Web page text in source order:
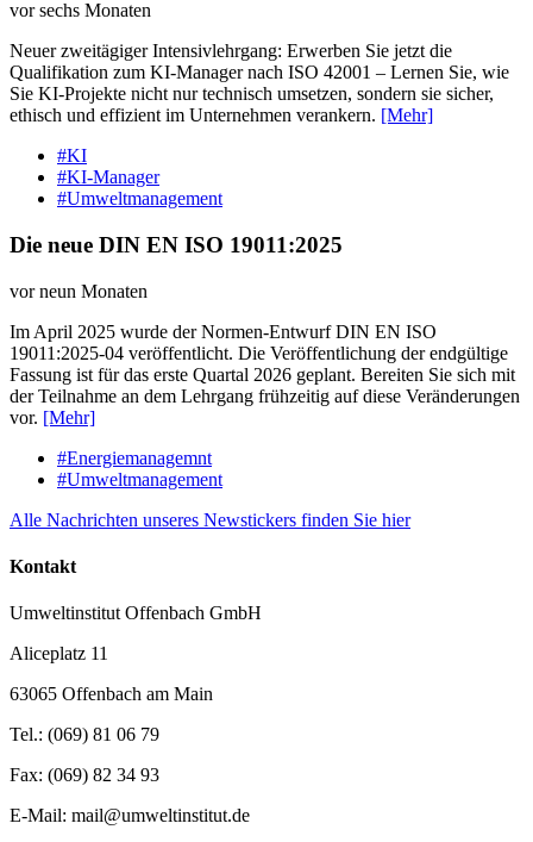
vor sechs Monaten
Neuer zweitägiger Intensivlehrgang: Erwerben Sie jetzt die
Qualifikation zum KI-Manager nach ISO 42001 – Lernen Sie, wie
Sie KI-Projekte nicht nur technisch umsetzen, sondern sie sicher,
ethisch und effizient im Unternehmen verankern. [Mehr]
#KI
#KI-Manager
#Umweltmanagement
Die neue DIN EN ISO 19011:2025
vor neun Monaten
Im April 2025 wurde der Normen-Entwurf DIN EN ISO
19011:2025-04 veröffentlicht. Die Veröffentlichung der endgültige
Fassung ist für das erste Quartal 2026 geplant. Bereiten Sie sich mit
der Teilnahme an dem Lehrgang frühzeitig auf diese Veränderungen
vor. [Mehr]
#Energiemanagemnt
#Umweltmanagement
Alle Nachrichten unseres Newstickers finden Sie hier
Kontakt
Umweltinstitut Offenbach GmbH
Aliceplatz 11
63065 Offenbach am Main
Tel.: (069) 81 06 79
Fax: (069) 82 34 93
E-Mail: mail@umweltinstitut.de